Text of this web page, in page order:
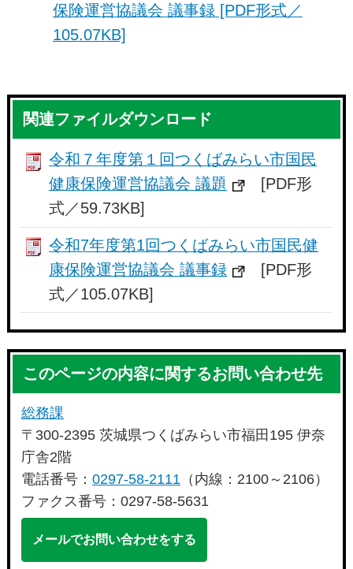
保険運営協議会 議事録 [PDF形式／
105.07KB]
関連ファイルダウンロード
令和７年度第１回つくばみらい市国民
健康保険運営協議会 議題
[PDF形
式／59.73KB]
令和7年度第1回つくばみらい市国民健
康保険運営協議会 議事録
[PDF形
式／105.07KB]
このページの内容に関するお問い合わせ先
総務課
〒300-2395 茨城県つくばみらい市福田195 伊奈
庁舎2階
電話番号：0297-58-2111 （内線：2100～2106）
ファクス番号：0297-58-5631
メールでお問い合わせをする